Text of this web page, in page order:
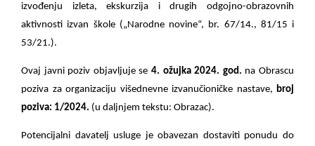
izvođenju izleta, ekskurzija i drugih odgojno-obrazovnih
aktivnosti izvan škole („Narodne novine“, br. 67/14., 81/15 i
53/21.).
Ovaj javni poziv objavljuje se 4. ožujka 2024. god. na Obrascu
poziva za organizaciju višednevne izvanučioničke nastave, broj
poziva: 1/2024. (u daljnjem tekstu: Obrazac).
Potencijalni davatelj usluge je obavezan dostaviti ponudu do